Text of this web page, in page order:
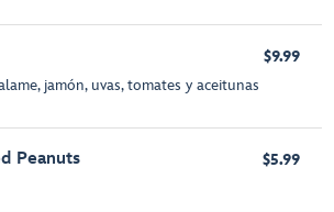
jamón, uvas, tomates y aceitunas
$9.99
Peanuts $5.99